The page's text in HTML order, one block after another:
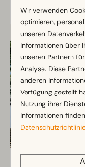
Wir verwenden
optimieren,
unseren
Informationen über
unseren Partnern
Analyse. Diese
anderen
Verfügung gestellt
Nutzung ihrer
Informationen